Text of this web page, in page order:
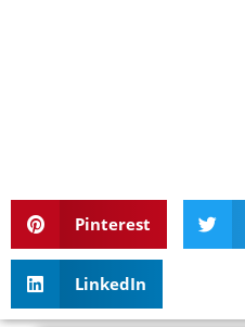
Pinterest
LinkedIn